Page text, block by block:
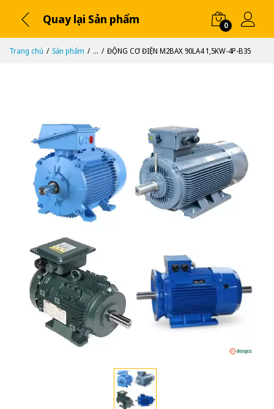
Quay lại Sản phẩm 0
Trang chủ Sản phẩm ... ĐỘNG CƠ ĐIỆN M2BAX 90LA4 1,5KW-4P-B35